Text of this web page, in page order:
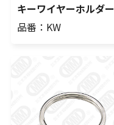
キーワイヤーホルダー
品番：KW